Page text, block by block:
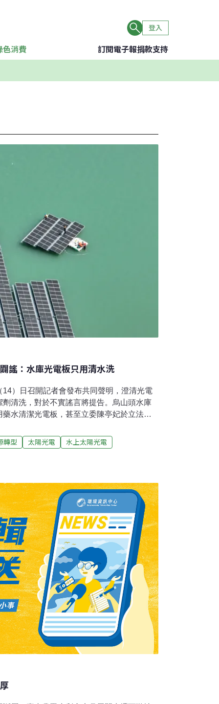
登入
色消費 訂閱電子報捐款支持
謠：水庫光電板只用清水洗
）日召開記者會發布共同聲明，澄清光電
清洗，對於不實謠言將提告。烏山頭水庫
水清潔光電板，甚至立委陳亭妃於立法院
測顯示水質未受影響。光電板只用清水洗
水面型光電污染爭議，光電業者接連發言
所有太陽能板清洗業務嚴禁使用任何化學
轉型 太陽光電 水上太陽光電